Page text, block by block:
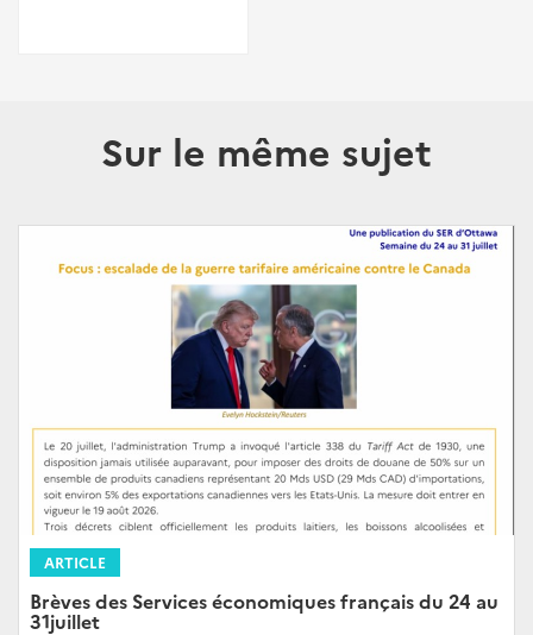
Sur le même sujet
ARTICLE
Brèves des Services économiques français du 24 au
31juillet